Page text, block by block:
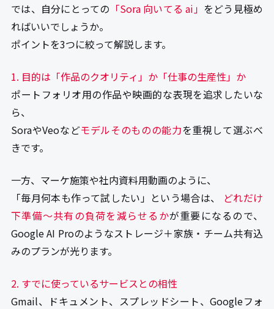
では、自分にとっての 「Sora 向いてる ai」 をどう見極め
ればいいでしょうか。
ポイントを3つに絞って解説します。
1. 目的は「作品のクオリティ」か「仕事の生産性」か
ポートフォリオ用の作品や映画的な表現を追求したいな
ら、
SoraやVeoなどモデルそのものの能力を重視して選ぶべ
きです。
一方、マーケ施策や社内資料用動画のように、
「毎月何本も作って試したい」という場合は、
どれだけ
下準備〜共有の負荷を減らせるかが重要になるので、
Google AI Proのようなストレージ＋家族・チーム共有込
みのプランが光ります。
2. すでに使っているサービスとの相性
Gmail、ドキュメント、スプレッドシート、Googleフォ